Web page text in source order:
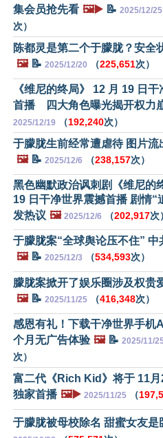
集会员抢先看 🖼️▶️ 📝 2025/12/25
次）
陈都灵是第二个于朦胧？安全
🖼️📝 2025/12/20 （225,651次）
《维尼的终局》 12 月 19 日
首播 四大角色曝光揭开权力
2025/12/19 （192,240次）
于朦胧生前经常遭虐待 图片流
🖼️📝 2025/12/6 （238,157次）
黑色幽默政治讽刺剧《维尼的
19 日干净世界震撼首播 剧情“
发热议 🖼️ 2025/12/6 （202,917次）
于朦胧案“全球舆论压不住” 中
🖼️📝 2025/12/3 （534,593次）
朦胧案掀开了娱乐圈涉及权贵
🖼️📝 2025/11/25 （416,348次）
感恩有礼！下载干净世界手机
个月无广告体验 🖼️📝 2025/11/
次）
富二代《Rich Kid》将于 11月
独家首播 🖼️▶️ 2025/11/25 （
于朦胧被母校除名 甜蜜女友是